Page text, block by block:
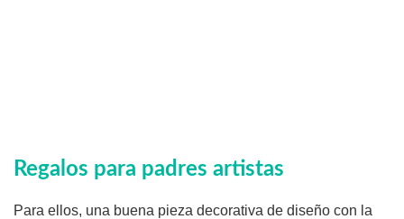
Regalos para padres artistas
Para ellos, una buena pieza decorativa de diseño con la